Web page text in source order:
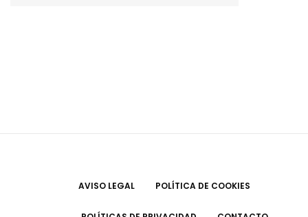
AVISO LEGAL POLÍTICA DE COOKIES